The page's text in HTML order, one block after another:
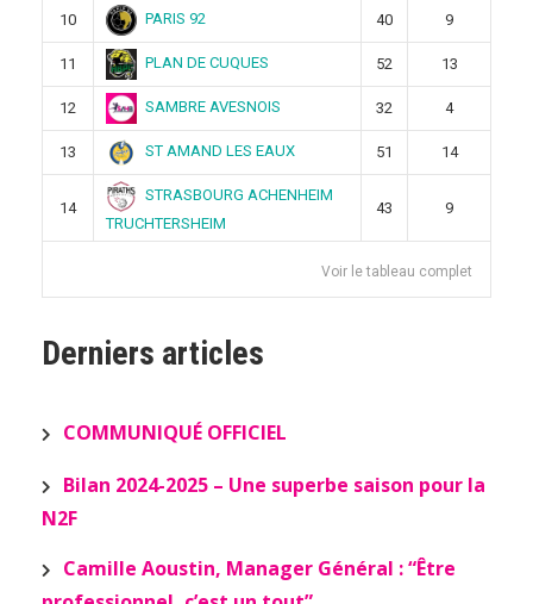
10 PARIS 92 40 9
11 PLAN DE CUQUES 52 13
12 SAMBRE AVESNOIS 32 4
13 ST AMAND LES EAUX 51 14
14
STRASBOURG ACHENHEIM
TRUCHTERSHEIM
43 9
Voir le tableau complet
Derniers articles
COMMUNIQUÉ OFFICIEL
Bilan 2024-2025 – Une superbe saison pour la
N2F
Camille Aoustin, Manager Général : “Être